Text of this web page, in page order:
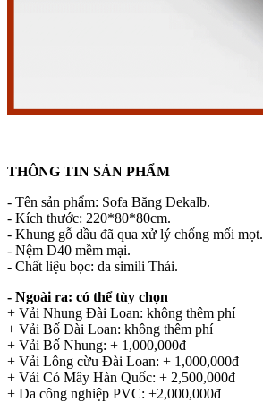
THÔNG TIN SẢN PHẨM
- Tên sản phẩm: Sofa Băng Dekalb.
- Kích thước: 220*80*80cm.
- Khung gỗ dầu đã qua xử lý chống mối mọt.
- Nệm D40 mềm mại.
- Chất liệu bọc: da simili Thái.
- Ngoài ra: có thể tùy chọn
+ Vải Nhung Đài Loan: không thêm phí
+ Vải Bố Đài Loan: không thêm phí
+ Vải Bố Nhung: + 1,000,000đ
+ Vải Lông cừu Đài Loan: + 1,000,000đ
+ Vải Cỏ Mây Hàn Quốc: + 2,500,000đ
+ Da công nghiệp PVC: +2,000,000đ